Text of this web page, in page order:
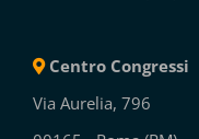
Centro Congressi
Via Aurelia, 796